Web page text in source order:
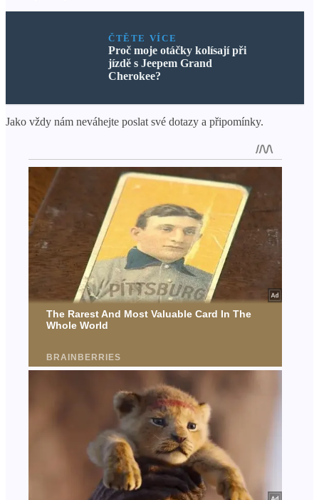
ČTĚTE VÍCE
Proč moje otáčky kolísají při
jízdě s Jeepem Grand
Cherokee?
Jako vždy nám neváhejte poslat své dotazy a připomínky.